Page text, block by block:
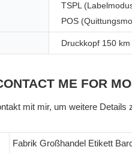
TSPL
POS
Druckkopf 150 km
ME FOR
mit mir, um weitere Details
Fabrik Großhandel Etikett